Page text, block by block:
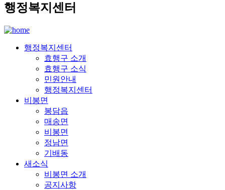
행정복지센터
행정복지센터
효행구 소개
효행구 소식
민원안내
행정복지센터
비봉면
봉담읍
매송면
비봉면
정남면
기배동
새소식
비봉면 소개
공지사항